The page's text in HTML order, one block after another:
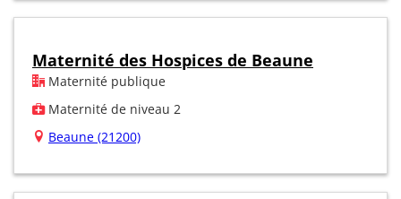
Maternité des Hospices de Beaune
Maternité publique
Maternité de niveau 2
Beaune (21200)